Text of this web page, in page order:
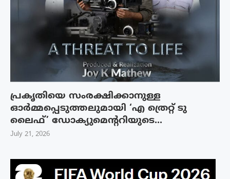
പ്രകൃതിയെ സംരക്ഷിക്കാനുള്ള
ഓർമ്മപ്പെടുത്തലുമായി ‘എ ത്രെറ്റ് ടു
ലൈഫ്’ ഡോക്യുമെന്ററിയുടെ...
July 21, 2026